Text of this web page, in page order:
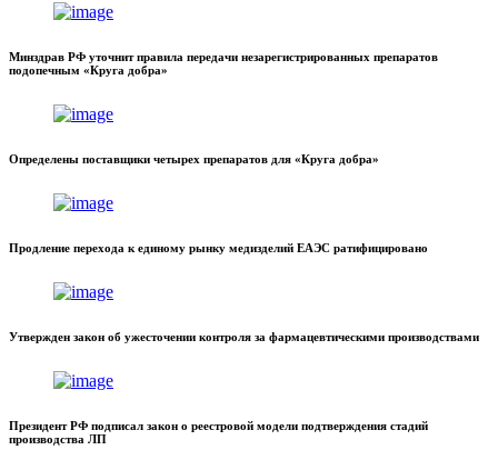
Минздрав РФ уточнит правила передачи незарегистрированных препаратов
подопечным «Круга добра»
Определены поставщики четырех препаратов для «Круга добра»
Продление перехода к единому рынку медизделий ЕАЭС ратифицировано
Утвержден закон об ужесточении контроля за фармацевтическими производствами
Президент РФ подписал закон о реестровой модели подтверждения стадий
производства ЛП